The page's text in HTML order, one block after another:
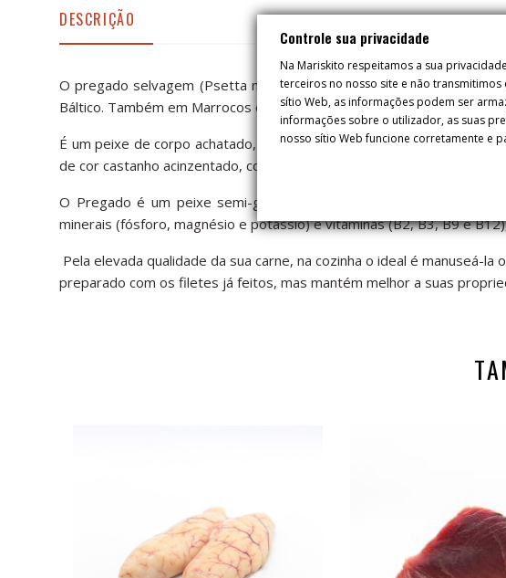
DESCRIÇÃO
O pregado selvagem (Psetta maxima) pode ser pescado em
Báltico. Também em Marrocos e no Mar Mediterrâneo.
É um peixe de corpo achatado, em forma de diamante, assimétrico
de cor castanho acinzentado, com numerosas manchas, barriga
O Pregado é um peixe semi-gordo de fácil digestão,
minerais (fósforo, magnésio e potássio) e vitaminas (B2, B3, B9 e
Pela elevada qualidade da sua carne, na cozinha o ideal é manuseá-
preparado com os filetes já feitos, mas mantém melhor a suas
Controle sua privacidade
Na Mariskito respeitamos a sua
terceiros no nosso site e não
sítio Web, as informações podem ser
informações sobre o utilizador, as suas
nosso sítio Web funcione corretamente e